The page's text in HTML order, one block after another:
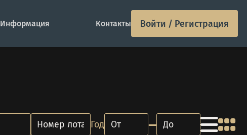
Информация Контакты Войти / Регистрация
Год –